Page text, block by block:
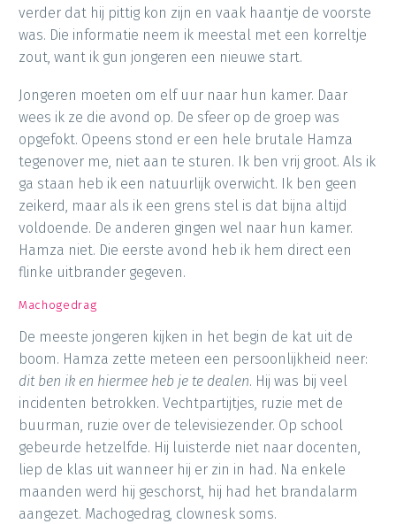
verder dat hij pittig kon zijn en vaak haantje de voorste
was. Die informatie neem ik meestal met een korreltje
zout, want ik gun jongeren een nieuwe start.
Jongeren moeten om elf uur naar hun kamer. Daar
wees ik ze die avond op. De sfeer op de groep was
opgefokt. Opeens stond er een hele brutale Hamza
tegenover me, niet aan te sturen. Ik ben vrij groot. Als ik
ga staan heb ik een natuurlijk overwicht. Ik ben geen
zeikerd, maar als ik een grens stel is dat bijna altijd
voldoende. De anderen gingen wel naar hun kamer.
Hamza niet. Die eerste avond heb ik hem direct een
flinke uitbrander gegeven.
Machogedrag
De meeste jongeren kijken in het begin de kat uit de
boom. Hamza zette meteen een persoonlijkheid neer:
dit ben ik en hiermee heb je te dealen. Hij was bij veel
incidenten betrokken. Vechtpartijtjes, ruzie met de
buurman, ruzie over de televisiezender. Op school
gebeurde hetzelfde. Hij luisterde niet naar docenten,
liep de klas uit wanneer hij er zin in had. Na enkele
maanden werd hij geschorst, hij had het brandalarm
aangezet. Machogedrag, clownesk soms.